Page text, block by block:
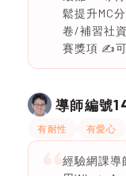
鬆提升MC
卷/補習社
賽獎項 ✍️
導師編號
有耐性 有愛心
經驗網課導